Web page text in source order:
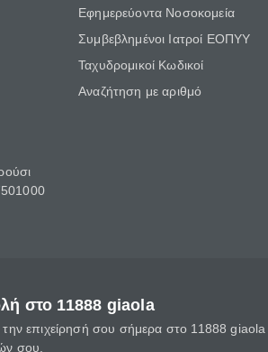
Εφημερεύοντα Νοσοκομεία
Συμβεβλημένοι Ιατροί ΕΟΠΥΥ
Ταχυδρομικοί Κωδικοί
Αναζήτηση με αριθμό
στο 11888 giaola
επιχείρησή σου σήμερα στο 11888 giaola
σου.